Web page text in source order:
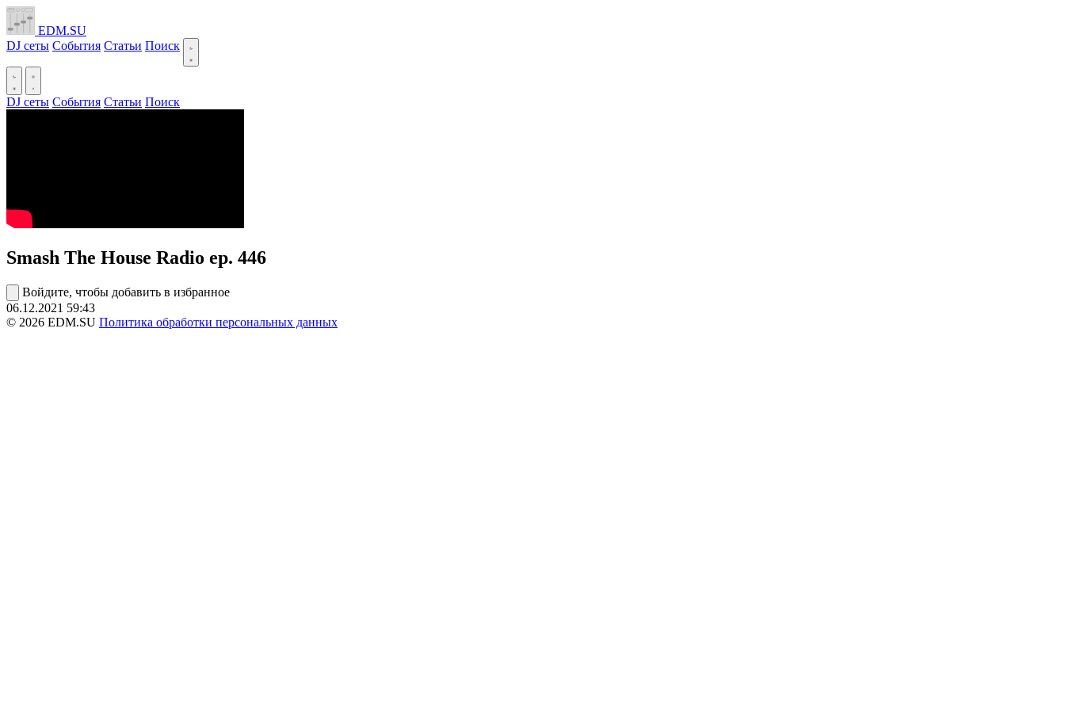
EDM.SU
DJ сеты События Статьи Поиск
DJ сеты События Статьи Поиск
Smash The House Radio ep. 446
Войдите, чтобы добавить в избранное
06.12.2021 59:43
© 2026 EDM.SU Политика обработки персональных данных